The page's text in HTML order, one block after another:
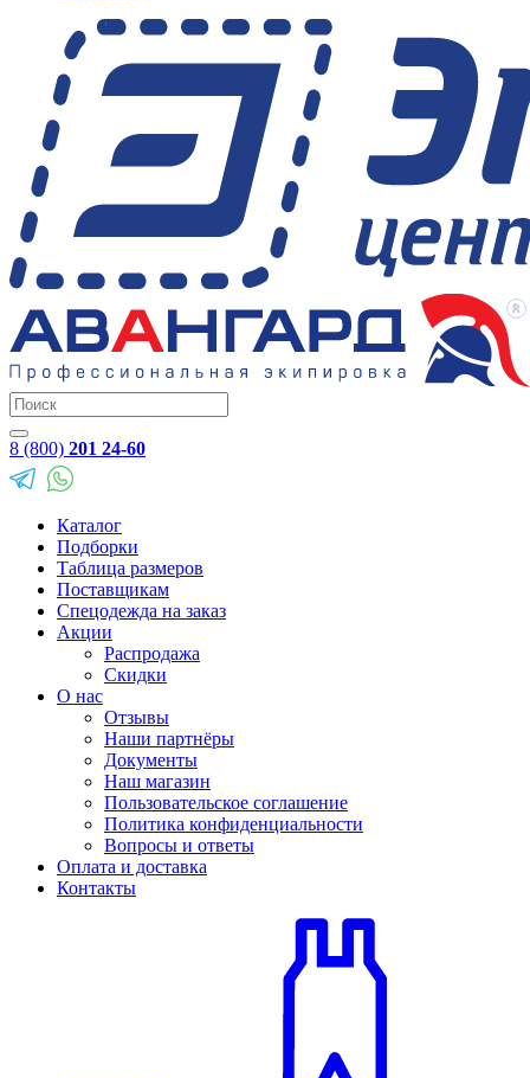
8 (800) 201 24-60
Каталог
Подборки
Таблица размеров
Поставщикам
Спецодежда на заказ
Акции
Распродажа
Скидки
О нас
Отзывы
Наши партнёры
Документы
Наш магазин
Пользовательское соглашение
Политика конфиденциальности
Вопросы и ответы
Оплата и доставка
Контакты